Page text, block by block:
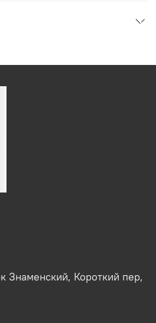
Знаменский, Короткий пер,